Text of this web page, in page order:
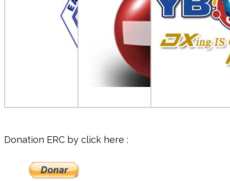
Donation ERC by click here :